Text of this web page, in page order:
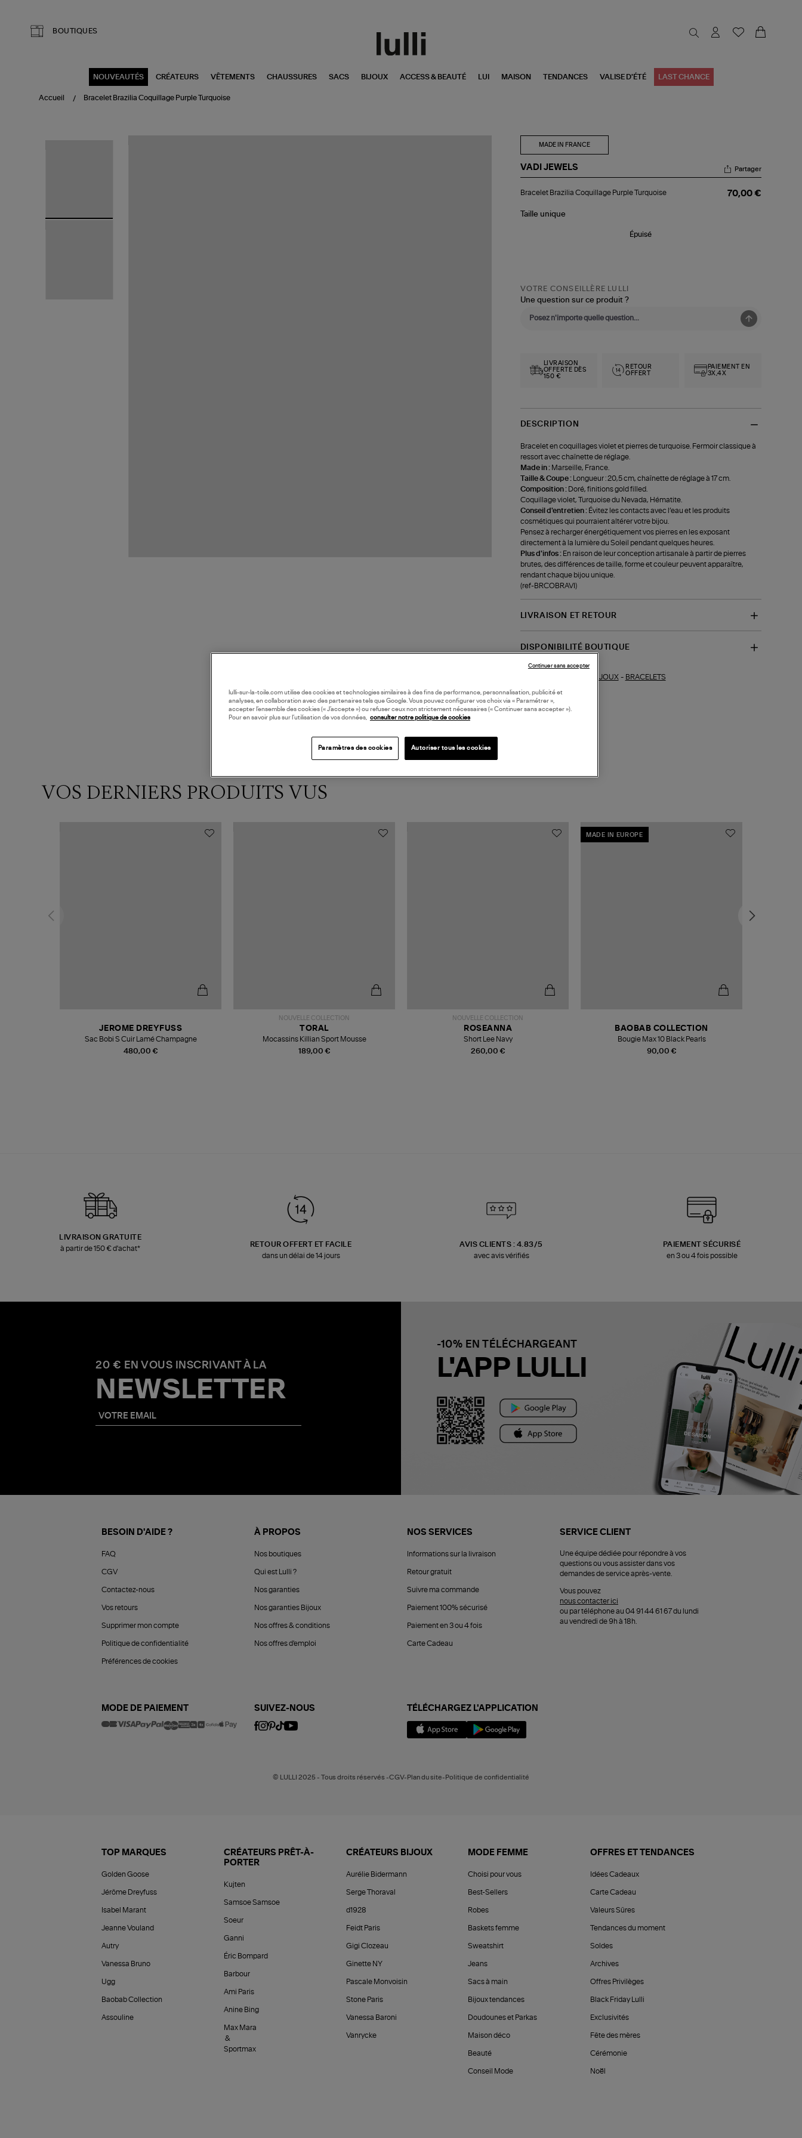
BOUTIQUES
NOUVEAUTÉS CRÉATEURS VÊTEMENTS CHAUSSURES SACS BIJOUX ACCESS & BEAUTÉ LUI MAISON TENDANCES VALISE D'ÉTÉ LAST CHANCE
Accueil Bracelet Brazilia Coquillage Purple Turquoise
MADE IN FRANCE
VADI JEWELS
Brazilia
Purple
Partager
Bracelet Brazilia Coquillage Purple Turquoise 70,00 €
Taille unique
Épuisé
VOTRE CONSEILLÈRE LULLI
Une question sur ce produit ?
LIVRAISON
OFFERTE DÈS
150 €
RETOUR
OFFERT
PAIEMENT EN
3X,4X
DESCRIPTION
Bracelet en coquillages violet et pierres de turquoise. Fermoir classique à
ressort avec chaînette de réglage.
Made in : Marseille, France.
Taille & Coupe :
Longueur : 20,5 cm, chaînette de réglage à 17 cm.
Composition : Doré, finitions gold filled.
Coquillage violet, Turquoise du Nevada, Hématite.
Conseil d'entretien : Évitez les contacts avec l’eau et les produits
cosmétiques qui pourraient altérer votre bijou.
Pensez à recharger énergétiquement vos pierres en les exposant
directement à la lumière du Soleil pendant quelques heures.
Plus d'infos : En raison de leur conception artisanale à partir de pierres
brutes, des différences de taille, forme et couleur peuvent apparaître,
rendant chaque bijou unique.
(ref-BRCOBRAVI)
LIVRAISON ET RETOUR
DISPONIBILITÉ BOUTIQUE
BIJOUX- BRACELETS
VOS DERNIERS PRODUITS VUS
480,00 €
JEROME DREYFUSS
Sac Bobi S Cuir Lamé Champagne
NOUVELLE COLLECTION
189,00 €
TORAL
Mocassins Killian Sport Mousse
NOUVELLE COLLECTION
260,00 €
ROSEANNA
Short Lee Navy
MADE IN EUROPE
90,00 €
BAOBAB COLLECTION
Bougie Max 10 Black Pearls
LIVRAISON GRATUITE
à partir de 150 € d'achat*
RETOUR OFFERT ET FACILE
dans un délai de 14 jours
AVIS CLIENTS : 4.83/5
avec avis vérifiés
PAIEMENT SÉCURISÉ
en 3 ou 4 fois possible
20 € EN VOUS INSCRIVANT À LA
NEWSLETTER
-10% EN TÉLÉCHARGEANT
L'APP LULLI
BESOIN D'AIDE ?
FAQ
CGV
Contactez-nous
Vos retours
Supprimer mon compte
Politique de confidentialité
Préférences de cookies
À PROPOS
Nos boutiques
Qui est Lulli ?
Nos garanties
Nos garanties Bijoux
Nos offres & conditions
Nos offres d'emploi
NOS SERVICES
Informations sur la livraison
Retour gratuit
Suivre ma commande
Paiement 100% sécurisé
Paiement en 3 ou 4 fois
Carte Cadeau
SERVICE CLIENT
Une équipe dédiée pour répondre à vos
questions ou vous assister dans vos
demandes de service après-vente.
Vous pouvez
nous contacter ici
ou par téléphone au 04 91 44 61 67 du lundi
au vendredi de 9h à 18h.
MODE DE PAIEMENT SUIVEZ-NOUS TÉLÉCHARGEZ L'APPLICATION
© LULLI 2025 - Tous droits réservés -CGV-Plan du site-Politique de confidentialité
TOP MARQUES
Golden Goose
Jérôme Dreyfuss
Isabel Marant
Jeanne Vouland
Autry
Vanessa Bruno
Ugg
Baobab Collection
Assouline
CRÉATEURS PRÊT-À-
PORTER
Kujten
Samsoe Samsoe
Soeur
Ganni
Éric Bompard
Barbour
Ami Paris
Anine Bing
Max Mara
&
Sportmax
CRÉATEURS BIJOUX
Aurélie Bidermann
Serge Thoraval
d1928
Feidt Paris
Gigi Clozeau
Ginette NY
Pascale Monvoisin
Stone Paris
Vanessa Baroni
Vanrycke
MODE FEMME
Choisi pour vous
Best-Sellers
Robes
Baskets femme
Sweatshirt
Jeans
Sacs à main
Bijoux tendances
Doudounes et Parkas
Maison déco
Beauté
Conseil Mode
OFFRES ET TENDANCES
Idées Cadeaux
Carte Cadeau
Valeurs Sûres
Tendances du moment
Soldes
Archives
Offres Privilèges
Black Friday Lulli
Exclusivités
Fête des mères
Cérémonie
Noël
lulli-sur-la-toile.com utilise des cookies et technologies similaires à des fins de performance, personnalisation, publicité et
analyses, en collaboration avec des partenaires tels que Google. Vous pouvez configurer vos choix via « Paramétrer »,
accepter l’ensemble des cookies (« J’accepte ») ou refuser ceux non strictement nécessaires (« Continuer sans accepter »).
Pour en savoir plus sur l’utilisation de vos données, consulter notre politique de cookies
Paramètres des cookies Autoriser tous les cookies
Continuer sans accepter